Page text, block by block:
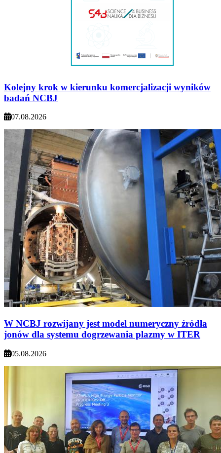
Kolejny krok w kierunku komercjalizacji wyników
badań NCBJ
07.08.2026
W NCBJ rozwijany jest model numeryczny źródła
jonów dla systemu dogrzewania plazmy w ITER
05.08.2026